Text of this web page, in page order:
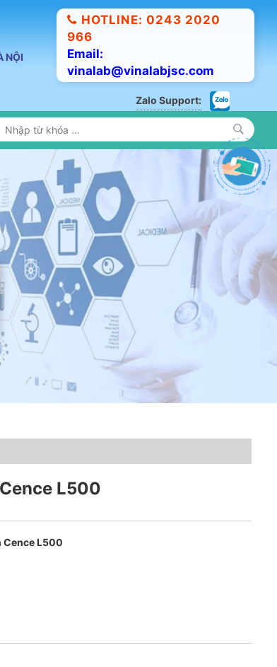
NỘI
HOTLINE: 0243 2020
966
Email:
vinalab@vinalabjsc.com
Zalo Support:
L500
Cence L500